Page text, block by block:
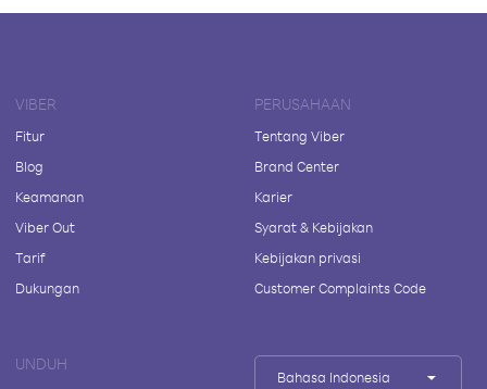
VIBER
Fitur
Blog
Keamanan
Viber Out
Tarif
Dukungan
PERUSAHAAN
Tentang Viber
Brand Center
Karier
Syarat & Kebijakan
Kebijakan privasi
Customer Complaints Code
UNDUH
Bahasa Indonesia